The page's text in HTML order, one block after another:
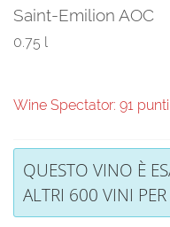
Saint-Emilion AOC
0.75 l
Wine Spectator: 91 punti
QUESTO VINO È
ALTRI 600 VINI